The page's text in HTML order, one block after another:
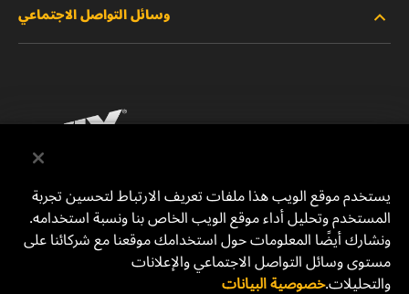
المنتجات المتوقفة/المستبدلة
الوظائف
إشعار قانوني
الطباعة
للتواصل معنا
وسائل التواصل الاجتماعي
يوتيوب
MANN+HUMMEL Middle East FZE
DAFZA (Dubai Airport Free Zone)
يستخدم موقع الويب هذا ملفات تعريف الارتباط لتحسين تجربة
المستخدم وتحليل أداء موقع الويب الخاص بنا ونسبة استخدامه.
ونشارك أيضًا المعلومات حول استخدامك موقعنا مع شركائنا على
مستوى وسائل التواصل الاجتماعي والإعلانات
والتحليلات.خصوصية البيانات